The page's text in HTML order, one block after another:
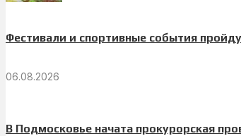
Фестивали и спортивные события
06.08.2026
В Подмосковье начата прокурорская